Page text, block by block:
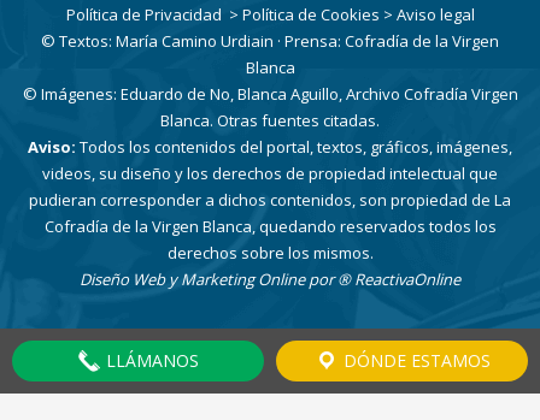
Política de Privacidad > Política de Cookies > Aviso legal
© Textos: María Camino Urdiain · Prensa: Cofradía de la Virgen
Blanca
© Imágenes: Eduardo de No, Blanca Aguillo, Archivo Cofradía Virgen
Blanca. Otras fuentes citadas.
Aviso: Todos los contenidos del portal, textos, gráficos, imágenes,
videos, su diseño y los derechos de propiedad intelectual que
pudieran corresponder a dichos contenidos, son propiedad de La
Cofradía de la Virgen Blanca, quedando reservados todos los
derechos sobre los mismos.
Diseño Web y Marketing Online por® ReactivaOnline
LLÁMANOS DÓNDE ESTAMOS